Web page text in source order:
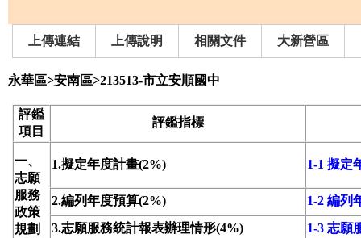
上傳連結 上傳說明 相關文件 大新營區
永華區>安南區>213513-市立安順國中
評鑑
項目
評鑑指標
一、
志願
服務
政策
規劃
1.擬定年度計畫(2%) 1-1 擬定
2.編列年度預算(2%)
1-2 編列
3.志願服務統計報表辦理情形(4%)
1-3 志願